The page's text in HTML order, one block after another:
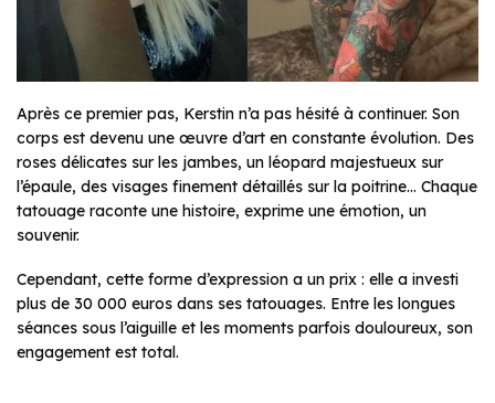
Après ce premier pas, Kerstin n’a pas hésité à continuer. Son
corps est devenu une œuvre d’art en constante évolution. Des
roses délicates sur les jambes, un léopard majestueux sur
l’épaule, des visages finement détaillés sur la poitrine… Chaque
tatouage raconte une histoire, exprime une émotion, un
souvenir.
Cependant, cette forme d’expression a un prix : elle a investi
plus de 30 000 euros dans ses tatouages. Entre les longues
séances sous l’aiguille et les moments parfois douloureux, son
engagement est total.